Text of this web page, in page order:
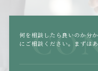
何を相談したら良いのか分
にご相談ください。まずは